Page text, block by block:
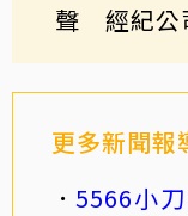
聲 經紀公
更多新聞報
5566小